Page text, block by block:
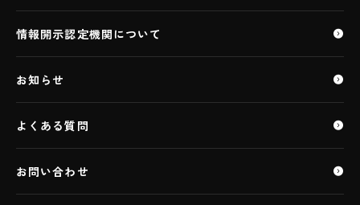
ASP・SaaS（AIクラウドサービス）
医療情報ASP・SaaS
特定個人情報ASP・SaaS
ASP・SaaS（IoTクラウドサービス）
IaaS・PaaS
IaaS・PaaS（IoTクラウドサービス）
データセンター
情報開示認定機関について
お知らせ
よくある質問
お問い合わせ